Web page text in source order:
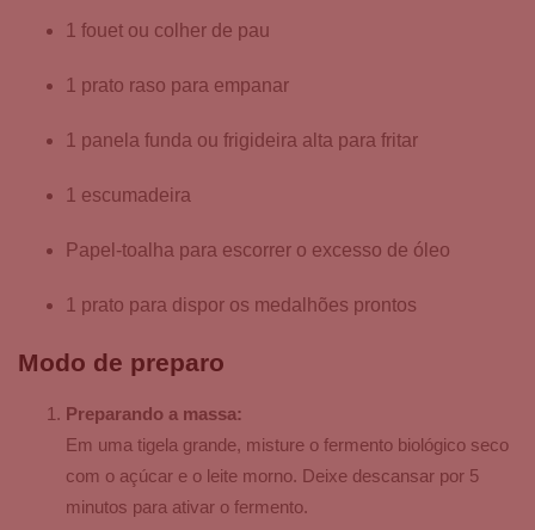
1 fouet ou colher de pau
1 prato raso para empanar
1 panela funda ou frigideira alta para fritar
1 escumadeira
Papel-toalha para escorrer o excesso de óleo
1 prato para dispor os medalhões prontos
Modo de preparo
Preparando a massa:
Em uma tigela grande, misture o fermento biológico seco
com o açúcar e o leite morno. Deixe descansar por 5
minutos para ativar o fermento.